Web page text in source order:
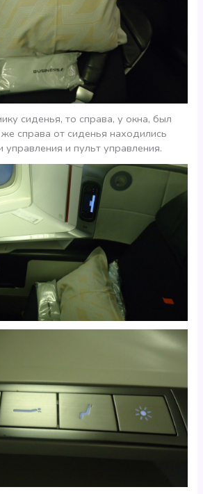
сиденья, то справа, у окна, был
же справа от сиденья находились
управления и пульт управления.